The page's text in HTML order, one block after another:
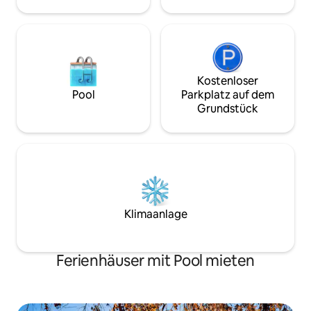
Residenz.
Pool
Kostenloser
Parkplatz auf dem
Grundstück
Klimaanlage
Ferienhäuser mit Pool mieten